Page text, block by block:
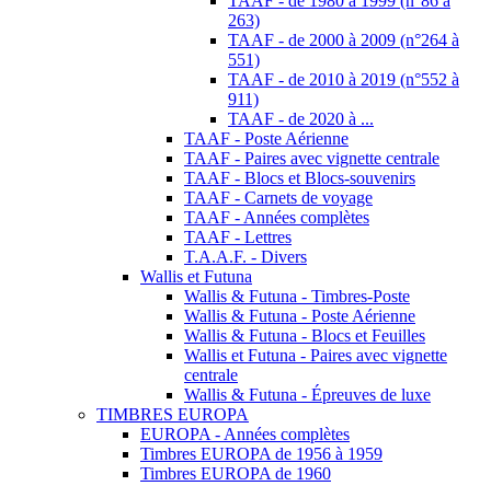
263)
TAAF - de 2000 à 2009 (n°264 à
551)
TAAF - de 2010 à 2019 (n°552 à
911)
TAAF - de 2020 à ...
TAAF - Poste Aérienne
TAAF - Paires avec vignette centrale
TAAF - Blocs et Blocs-souvenirs
TAAF - Carnets de voyage
TAAF - Années complètes
TAAF - Lettres
T.A.A.F. - Divers
Wallis et Futuna
Wallis & Futuna - Timbres-Poste
Wallis & Futuna - Poste Aérienne
Wallis & Futuna - Blocs et Feuilles
Wallis et Futuna - Paires avec vignette
centrale
Wallis & Futuna - Épreuves de luxe
TIMBRES EUROPA
EUROPA - Années complètes
Timbres EUROPA de 1956 à 1959
Timbres EUROPA de 1960